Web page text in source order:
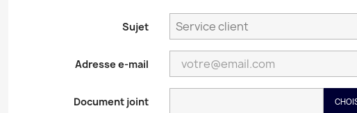
Sujet
Adresse e-mail
Document joint